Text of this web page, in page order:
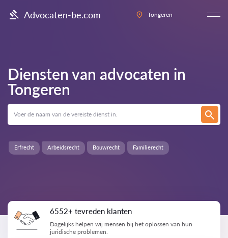
Advocaten-be.com Tongeren
Diensten van advocaten in
Tongeren
Familierecht
Erfrecht Arbeidsrecht Bouwrecht
6552+ tevreden klanten
Dagelijks helpen wij mensen bij het oplossen van hun
juridische problemen.